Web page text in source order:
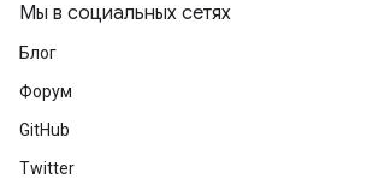
Мы в социальных сетях
Блог
Форум
GitHub
Twitter